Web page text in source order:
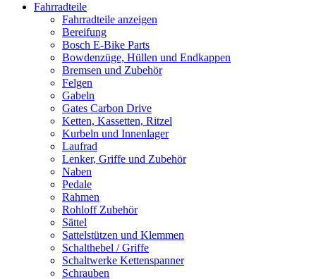
Fahrradteile
Fahrradteile anzeigen
Bereifung
Bosch E-Bike Parts
Bowdenzüge, Hüllen und Endkappen
Bremsen und Zubehör
Felgen
Gabeln
Gates Carbon Drive
Ketten, Kassetten, Ritzel
Kurbeln und Innenlager
Laufrad
Lenker, Griffe und Zubehör
Naben
Pedale
Rahmen
Rohloff Zubehör
Sättel
Sattelstützen und Klemmen
Schalthebel / Griffe
Schaltwerke Kettenspanner
Schrauben